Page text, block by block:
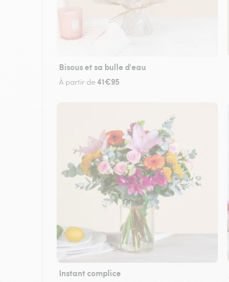
Bisous et sa bulle d'eau
À partir de41€95
Instant complice